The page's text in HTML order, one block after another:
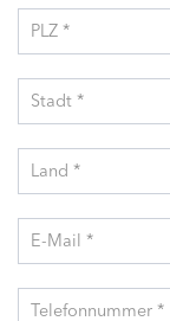
PLZ *
Stadt *
Land *
E-Mail *
Telefonnummer *